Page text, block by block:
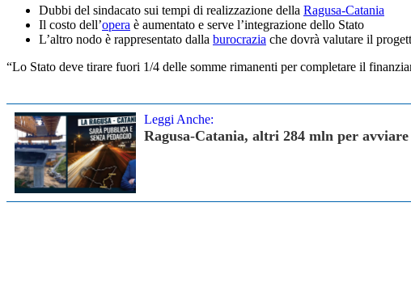
Dubbi del sindacato sui tempi di realizzazione della Ragusa-Catania
Il costo dell’opera è aumentato e serve l’integrazione dello Stato
L’altro nodo è rappresentato dalla burocrazia che dovrà valutare il
“Lo Stato deve tirare fuori 1/4 delle somme rimanenti per completare il
Leggi Anche:
Ragusa-Catania, altri 284 mln per